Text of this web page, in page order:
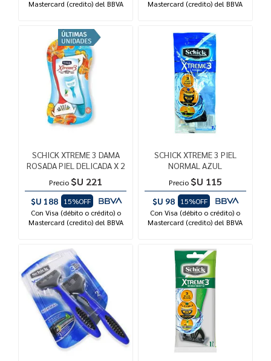
Mastercard (credito) del BBVA Mastercard (credito) del BBVA
SCHICK XTREME 3 DAMA
ROSADA PIEL DELICADA X 2
Precio $U 221
$U 188
15%OFF
Con Visa (débito o crédito) o
Mastercard (credito) del BBVA
SCHICK XTREME 3 PIEL
NORMAL AZUL
Precio $U 115
$U 98
15%OFF
Con Visa (débito o crédito) o
Mastercard (credito) del BBVA